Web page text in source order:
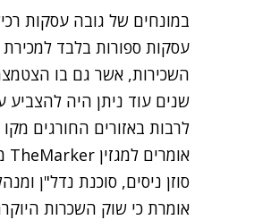
עסקות ספורות בלבד
השכירות, אשר גם בו
לרבות באזורים החורגים
אומרים למגזין TheMarker מתווכים המתמחים בתחום היוקרה, המצב שונה בתכלית.
סוזן ניסים, סוכנת נדל"ן
אומרת כי שוק השכרות